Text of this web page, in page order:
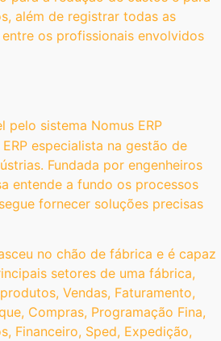
além de registrar todas as
os profissionais envolvidos
pelo sistema Nomus ERP
especialista na gestão de
Fundada por engenheiros
entende a fundo os processos
fornecer soluções precisas
no chão de fábrica e é capaz
setores de uma fábrica,
Vendas, Faturamento,
Compras, Programação Fina,
Financeiro, Sped, Expedição,